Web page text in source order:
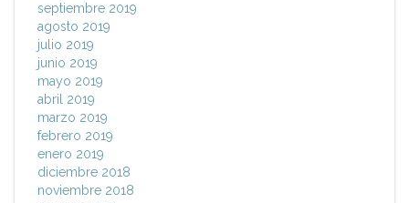
septiembre 2019
agosto 2019
julio 2019
junio 2019
mayo 2019
abril 2019
marzo 2019
febrero 2019
enero 2019
diciembre 2018
noviembre 2018